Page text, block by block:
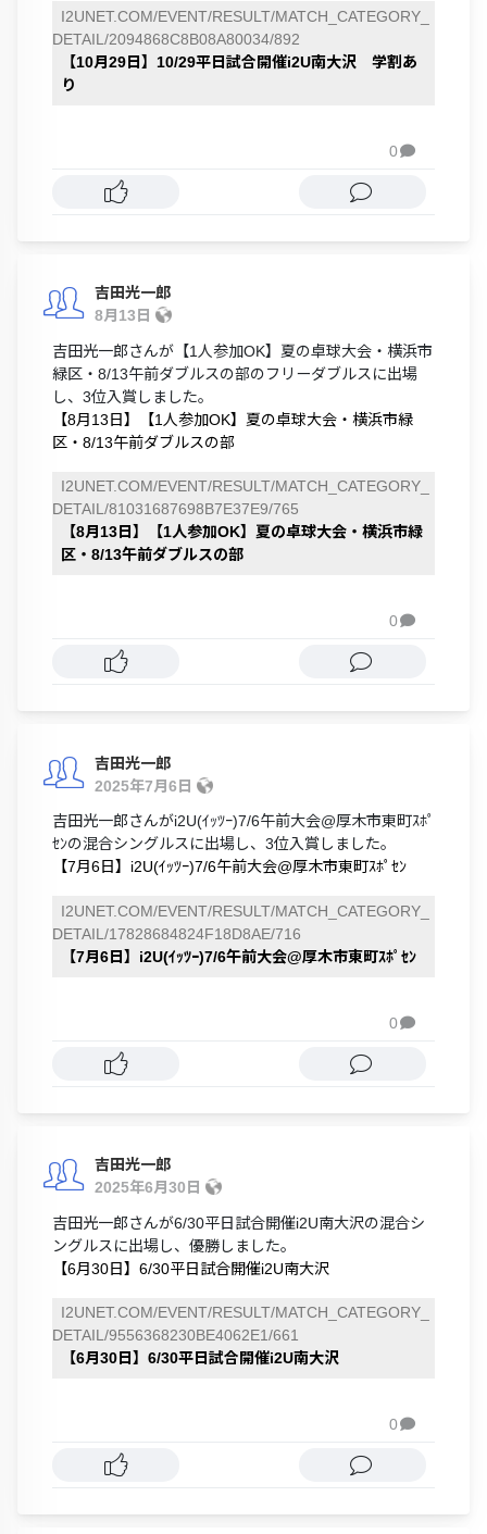
I2UNET.COM/EVENT/RESULT/MATCH_CATEGORY_
DETAIL/2094868C8B08A80034/892
【10月29日】10/29平日試合開催i2U南大沢 学割あ
り
0
吉田光一郎
8月13日
吉田光一郎さんが【1人参加OK】夏の卓球大会・横浜市
緑区・8/13午前ダブルスの部のフリーダブルスに出場
し、3位入賞しました。
【8月13日】【1人参加OK】夏の卓球大会・横浜市緑
区・8/13午前ダブルスの部
I2UNET.COM/EVENT/RESULT/MATCH_CATEGORY_
DETAIL/81031687698B7E37E9/765
【8月13日】【1人参加OK】夏の卓球大会・横浜市緑
区・8/13午前ダブルスの部
0
吉田光一郎
2025年7月6日
吉田光一郎さんがi2U(ｲｯﾂｰ)7/6午前大会@厚木市東町ｽﾎﾟ
ｾﾝの混合シングルスに出場し、3位入賞しました。
【7月6日】i2U(ｲｯﾂｰ)7/6午前大会@厚木市東町ｽﾎﾟｾﾝ
I2UNET.COM/EVENT/RESULT/MATCH_CATEGORY_
DETAIL/17828684824F18D8AE/716
【7月6日】i2U(ｲｯﾂｰ)7/6午前大会@厚木市東町ｽﾎﾟｾﾝ
0
吉田光一郎
2025年6月30日
吉田光一郎さんが6/30平日試合開催i2U南大沢の混合シ
ングルスに出場し、優勝しました。
【6月30日】6/30平日試合開催i2U南大沢
I2UNET.COM/EVENT/RESULT/MATCH_CATEGORY_
DETAIL/9556368230BE4062E1/661
【6月30日】6/30平日試合開催i2U南大沢
0